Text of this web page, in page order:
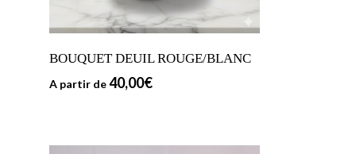
BOUQUET DEUIL ROUGE/BLANC
A partir de 40,00€